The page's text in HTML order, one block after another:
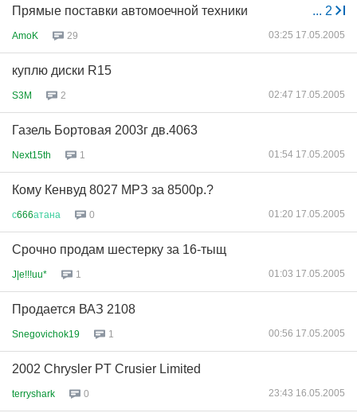
... 2
Прямые поставки автомоечной техники
AmoK 29 03:25 17.05.2005
куплю диски R15
S3M 2 02:47 17.05.2005
Газель Бортовая 2003г дв.4063
Next15th 1 01:54 17.05.2005
Кому Кенвуд 8027 МРЗ за 8500р.?
с666атана 0 01:20 17.05.2005
Срочно продам шестерку за 16-тыщ
J|e!!!uu* 1 01:03 17.05.2005
Продается ВАЗ 2108
Snegovichok19 1 00:56 17.05.2005
2002 Chrysler PT Crusier Limited
terryshark 0 23:43 16.05.2005